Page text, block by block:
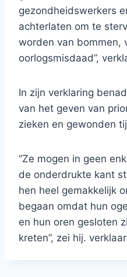
gezondheidswerkers
achterlaten om te
worden van bommen,
oorlogsmisdaad”,
In zijn verklaring
van het geven van
zieken en gewonden
“Ze mogen in geen
de onderdrukte kant
hen heel gemakkelijk
begaan omdat hun
en hun oren gesloten
kreten”, zei hij.